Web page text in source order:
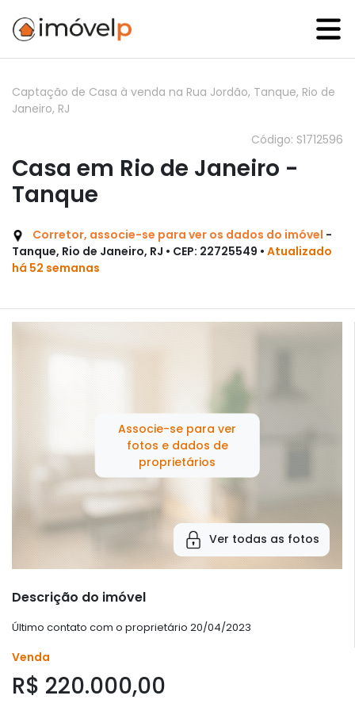
Captação de Casa à venda na Rua Jordão, Tanque, Rio de
Janeiro, RJ
Código: S1712596
Casa em Rio de Janeiro -
Tanque
Corretor, associe-se para ver os dados do imóvel -
Tanque, Rio de Janeiro, RJ • CEP: 22725549 • Atualizado
há 52 semanas
Associe-se para ver
fotos e dados de
proprietários
Ver todas as fotos
Descrição do imóvel
Último contato com o proprietário 20/04/2023
Venda
R$ 220.000,00